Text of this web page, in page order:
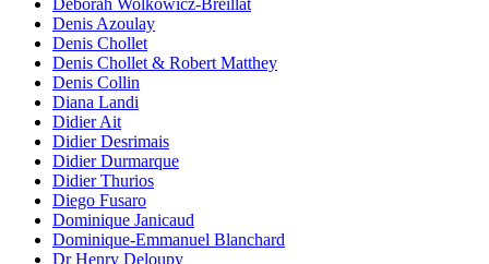
Déborah Wolkowicz-Breillat
Denis Azoulay
Denis Chollet
Denis Chollet & Robert Matthey
Denis Collin
Diana Landi
Didier Ait
Didier Desrimais
Didier Durmarque
Didier Thurios
Diego Fusaro
Dominique Janicaud
Dominique-Emmanuel Blanchard
Dr Henry Deloupy